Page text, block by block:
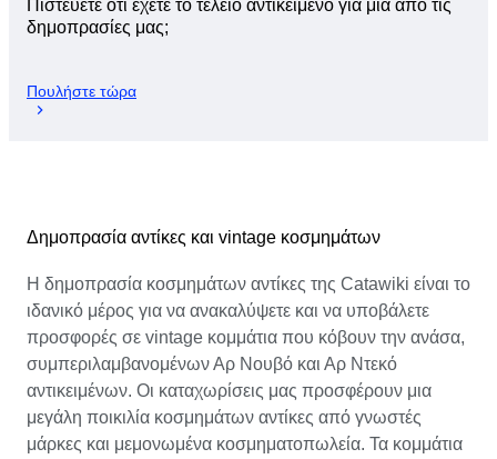
Πιστεύετε ότι έχετε το τέλειο αντικείμενο για μια από τις
δημοπρασίες μας;
Πουλήστε τώρα
Δημοπρασία αντίκες και vintage κοσμημάτων
Η δημοπρασία κοσμημάτων αντίκες της Catawiki είναι το
ιδανικό μέρος για να ανακαλύψετε και να υποβάλετε
προσφορές σε vintage κομμάτια που κόβουν την ανάσα,
συμπεριλαμβανομένων Αρ Νουβό και Αρ Ντεκό
αντικειμένων. Οι καταχωρίσεις μας προσφέρουν μια
μεγάλη ποικιλία κοσμημάτων αντίκες από γνωστές
μάρκες και μεμονωμένα κοσμηματοπωλεία. Τα κομμάτια